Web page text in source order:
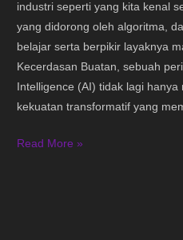
industri seperti yang kita kenal
yang didorong oleh algoritma,
belajar serta berpikir layaknya
Kecerdasan Buatan, sebuah
Intelligence (AI) tidak lagi
kekuatan transformatif yang
Read More »